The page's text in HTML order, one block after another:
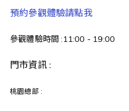
預約參觀體驗請點我
參觀體驗時間 :11:00 - 19:00
門市資訊 :
桃園總部 :